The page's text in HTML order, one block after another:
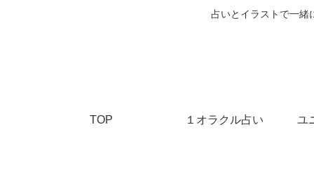
占いとイラストで一緒
TOP １オラクル占い ユ